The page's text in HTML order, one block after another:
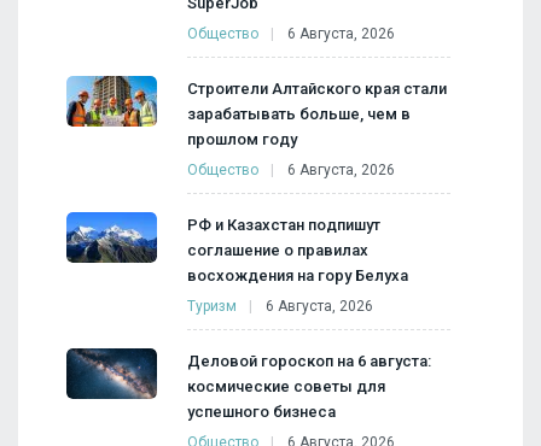
Общество 6 Августа, 2026
Строители Алтайского края стали
зарабатывать больше, чем в
прошлом году
Общество 6 Августа, 2026
РФ и Казахстан подпишут
соглашение о правилах
восхождения на гору Белуха
Туризм 6 Августа, 2026
Деловой гороскоп на 6 августа:
космические советы для
успешного бизнеса
Общество 6 Августа, 2026